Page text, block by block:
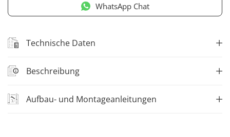
WhatsApp Chat
Technische Daten
Beschreibung
Aufbau- und Montageanleitungen